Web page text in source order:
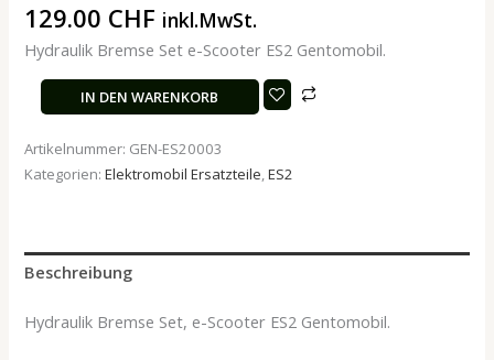
129.00 CHF inkl.MwSt.
Hydraulik Bremse Set e-Scooter ES2 Gentomobil.
IN DEN WARENKORB
Artikelnummer: GEN-ES20003
Kategorien:Elektromobil Ersatzteile,ES2
Beschreibung
Hydraulik Bremse Set, e-Scooter ES2 Gentomobil.